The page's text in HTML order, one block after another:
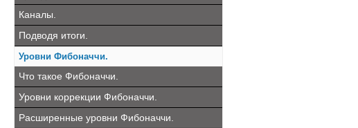
Каналы.
Подводя итоги.
Уровни Фибоначчи.
Что такое Фибоначчи.
Уровни коррекции Фибоначчи.
Расширенные уровни Фибоначчи.